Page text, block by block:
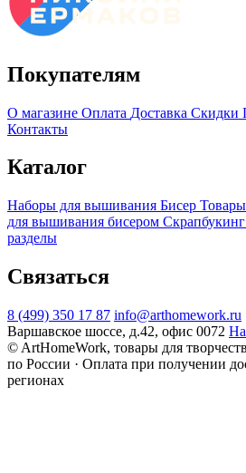
Покупателям
О магазине Оплата Доставка Скидки
Контакты
Каталог
Наборы для вышивания Бисер
для вышивания бисером Скрапбукинг
разделы
Связаться
8 (499) 350 17 87 info@arthomework.ru
Варшавское шоссе, д.42, офис 0072
© ArtHomeWork, товары для
по России · Оплата при получении
регионах